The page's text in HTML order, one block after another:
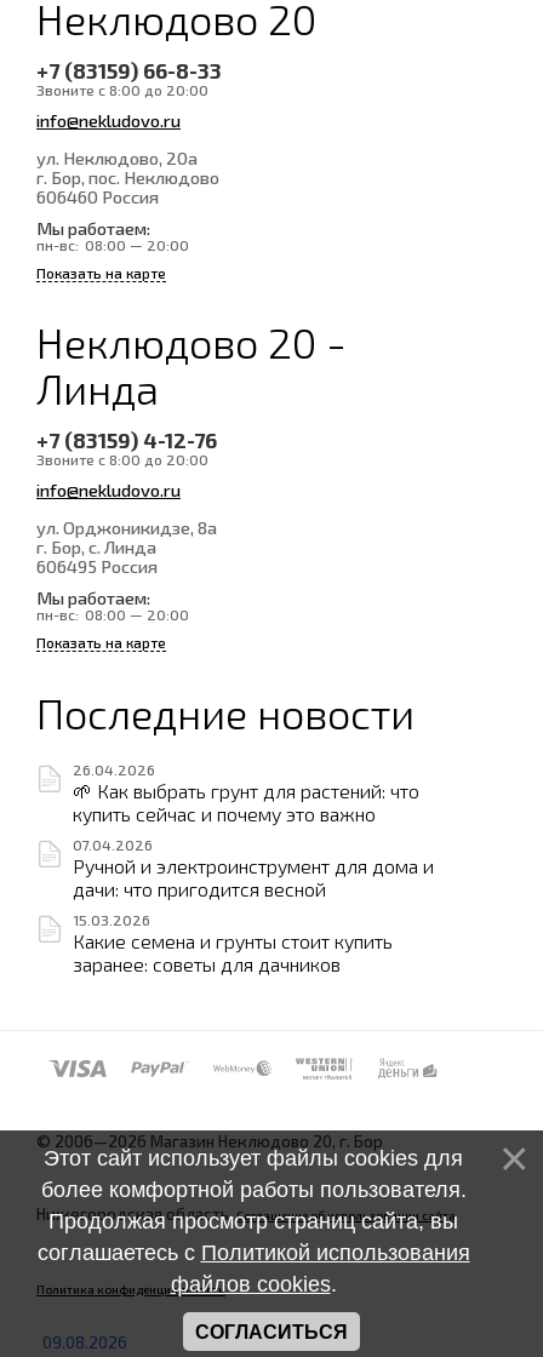
Неклюдово 20
+7 (83159) 66-8-33
Звоните с 8:00 до 20:00
info@nekludovo.ru
ул. Неклюдово, 20а
г. Бор, пос. Неклюдово
606460 Россия
Мы работаем:
пн-вс: 08:00 — 20:00
Показать на карте
Неклюдово 20 -
Линда
+7 (83159) 4-12-76
Звоните с 8:00 до 20:00
info@nekludovo.ru
ул. Орджоникидзе, 8а
г. Бор, с. Линда
606495 Россия
Мы работаем:
пн-вс: 08:00 — 20:00
Показать на карте
Последние новости
26.04.2026
🌱 Как выбрать грунт для растений: что
купить сейчас и почему это важно
07.04.2026
Ручной и электроинструмент для дома и
дачи: что пригодится весной
15.03.2026
Какие семена и грунты стоит купить
заранее: советы для дачников
© 2006—2026 Магазин Неклюдово 20, г. Бор
Нижегородская область.Соглашение об использовании сайта
Политика конфиденциальности
09.08.2026
Этот сайт использует файлы cookies для
более комфортной работы пользователя.
Продолжая просмотр страниц сайта, вы
соглашаетесь с Политикой использования
файлов cookies.
СОГЛАСИТЬСЯ